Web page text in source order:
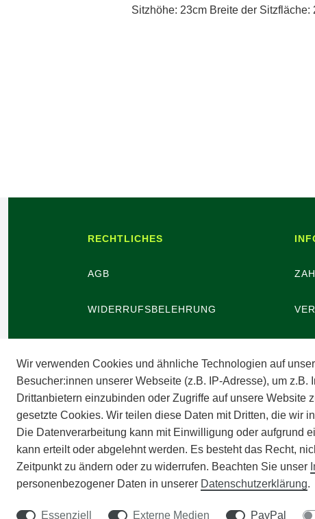
Sitzhöhe: 23cm Breite der Sitzfläche:
RECHTLICHES
AGB
WIDERRUFSBELEHRUNG
DATENSCHUTZ
BARRIEREFREIHEIT
IMPRESSUM
Wir verwenden Cookies und ähnliche Technologien auf
Besucher:innen unserer Webseite (z.B. IP-Adresse), um
Drittanbietern einzubinden oder Zugriffe auf unsere Website
gesetzte Cookies. Wir teilen diese Daten mit Dritten, die wir
Die Datenverarbeitung kann mit Einwilligung oder aufgrund
kann erteilt oder abgelehnt werden. Es besteht das Recht,
Zeitpunkt zu ändern oder zu widerrufen. Beachten Sie unser
personenbezogener Daten in unserer Daten­schutz­erklärung.
Essenziell Externe Medien PayPal